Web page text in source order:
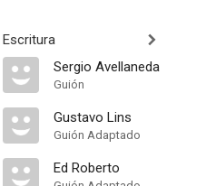
Escritura
Sergio Avellaneda
Guión
Gustavo Lins
Guión Adaptado
Ed Roberto